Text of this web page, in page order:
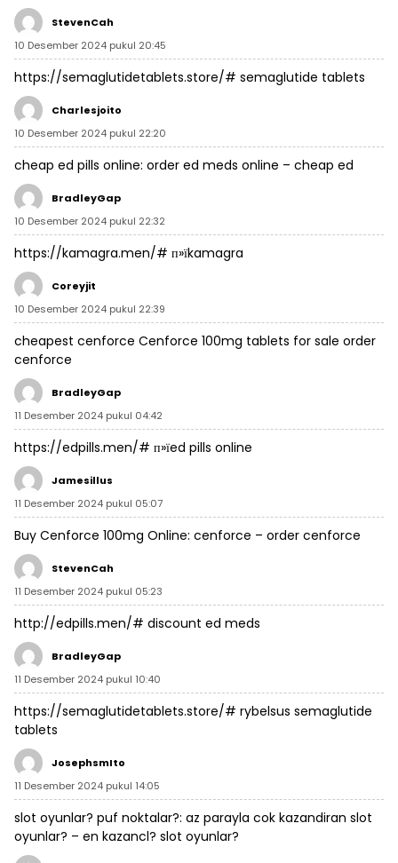
StevenCah
10 Desember 2024 pukul 20:45
https://semaglutidetablets.store/# semaglutide tablets
Charlesjoito
10 Desember 2024 pukul 22:20
cheap ed pills online: order ed meds online – cheap ed
BradleyGap
10 Desember 2024 pukul 22:32
https://kamagra.men/# п»їkamagra
Coreyjit
10 Desember 2024 pukul 22:39
cheapest cenforce Cenforce 100mg tablets for sale order
cenforce
BradleyGap
11 Desember 2024 pukul 04:42
https://edpills.men/# п»їed pills online
Jamesillus
11 Desember 2024 pukul 05:07
Buy Cenforce 100mg Online: cenforce – order cenforce
StevenCah
11 Desember 2024 pukul 05:23
http://edpills.men/# discount ed meds
BradleyGap
11 Desember 2024 pukul 10:40
https://semaglutidetablets.store/# rybelsus semaglutide
tablets
JosephsmIto
11 Desember 2024 pukul 14:05
slot oyunlar? puf noktalar?: az parayla cok kazandiran slot
oyunlar? – en kazancl? slot oyunlar?